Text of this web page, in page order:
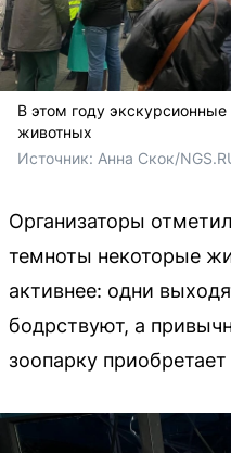
В этом году
животных
Источник: Анна Скок/
Организаторы
темноты некоторые
активнее: одни
бодрствуют, а
зоопарку